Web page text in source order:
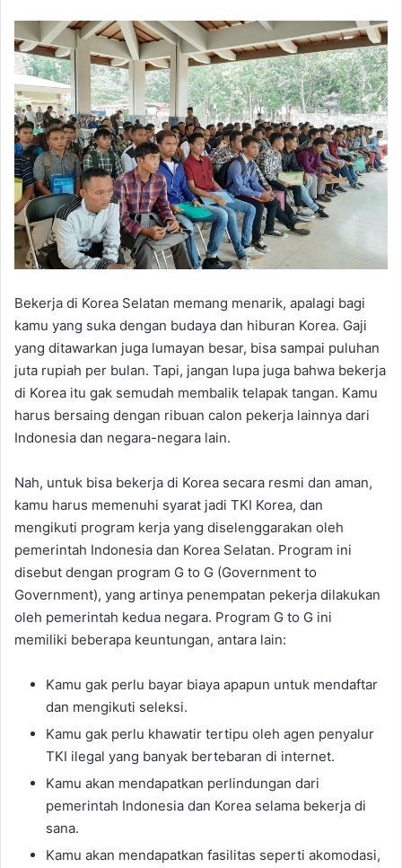
Bekerja di Korea Selatan memang menarik, apalagi bagi
kamu yang suka dengan budaya dan hiburan Korea. Gaji
yang ditawarkan juga lumayan besar, bisa sampai puluhan
juta rupiah per bulan. Tapi, jangan lupa juga bahwa bekerja
di Korea itu gak semudah membalik telapak tangan. Kamu
harus bersaing dengan ribuan calon pekerja lainnya dari
Indonesia dan negara-negara lain.
Nah, untuk bisa bekerja di Korea secara resmi dan aman,
kamu harus memenuhi syarat jadi TKI Korea, dan
mengikuti program kerja yang diselenggarakan oleh
pemerintah Indonesia dan Korea Selatan. Program ini
disebut dengan program G to G (Government to
Government), yang artinya penempatan pekerja dilakukan
oleh pemerintah kedua negara. Program G to G ini
memiliki beberapa keuntungan, antara lain:
Kamu gak perlu bayar biaya apapun untuk mendaftar
dan mengikuti seleksi.
Kamu gak perlu khawatir tertipu oleh agen penyalur
TKI ilegal yang banyak bertebaran di internet.
Kamu akan mendapatkan perlindungan dari
pemerintah Indonesia dan Korea selama bekerja di
sana.
Kamu akan mendapatkan fasilitas seperti akomodasi,